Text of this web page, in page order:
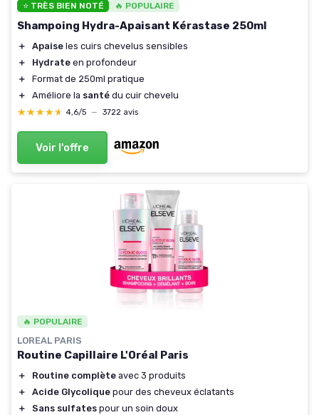
⭐ TRÈS BIEN NOTÉ 🔥 POPULAIRE
Shampoing Hydra-Apaisant Kérastase 250ml
＋ Apaise les cuirs chevelus sensibles
＋
Hydrate en profondeur
＋
Format de 250ml pratique
＋
Améliore la santé du cuir chevelu
★★★★★
★★★★★ 4,6/5 — 3722 avis
Voir l'offre
🔥 POPULAIRE
LOREAL PARIS
Routine Capillaire L'Oréal Paris
＋ Routine complète avec 3 produits
＋
Acide Glycolique pour des cheveux éclatants
＋
Sans sulfates pour un soin doux